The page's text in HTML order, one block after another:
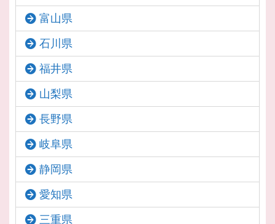
富山県
石川県
福井県
山梨県
長野県
岐阜県
静岡県
愛知県
三重県